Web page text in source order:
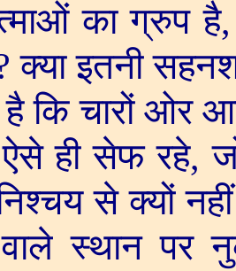
का ग्रुप है
क्या इतनी
कि चारों ओर
ऐसे ही सेफ रहे,
से क्यों
स्थान पर